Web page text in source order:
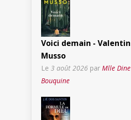
Voici demain - Valentin
Musso
Le 3 août 2026 par Mlle Dine
Bouquine